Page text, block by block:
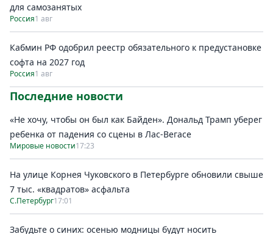
для самозанятых
Россия1 авг
Кабмин РФ одобрил реестр обязательного к предустановке
софта на 2027 год
Россия1 авг
Последние новости
«Не хочу, чтобы он был как Байден». Дональд Трамп уберег
ребенка от падения со сцены в Лас-Вегасе
Мировые новости17:23
На улице Корнея Чуковского в Петербурге обновили свыше
7 тыс. «квадратов» асфальта
С.Петербург17:01
Забудьте о синих: осенью модницы будут носить